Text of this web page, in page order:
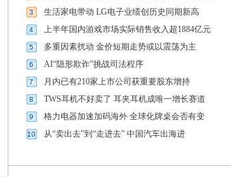
3 生活家电带动 LG电子业绩创历史同期新高
4 上半年国内游戏市场实际销售收入超1884亿元
5 多重因素扰动 金价短期走势或以震荡为主
6 AI“隐形欺诈”挑战司法程序
7 月内已有210家上市公司获重要股东增持
8 TWS耳机不好卖了 耳夹耳机成唯一增长赛道
9 格力电器加速加码海外 全球化牌桌会否有变
10 从“卖出去”到“走进去” 中国汽车出海进